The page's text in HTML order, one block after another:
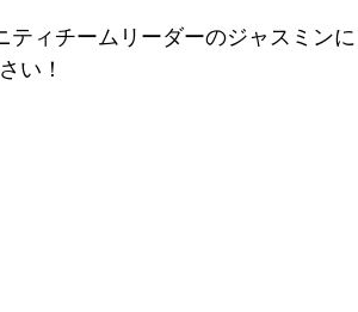
ティチームリーダーのジャスミン
い！